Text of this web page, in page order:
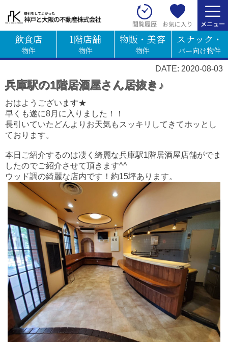
閲覧履歴 お気に入り
飲食店
物件
1階店舗
物件
物販・美容
物件
スナック・
バー向け物件
DATE: 2020-08-03
兵庫駅の1階居酒屋さん居抜き♪
おはようございます★
早くも遂に8月に入りました！！
長引いていたどんよりお天気もスッキリしてきてホッとし
ております。
本日ご紹介するのは凄く綺麗な兵庫駅1階居酒屋店舗がでま
したのでご紹介させて頂きます^^
ウッド調の綺麗な店内です！約15坪あります。